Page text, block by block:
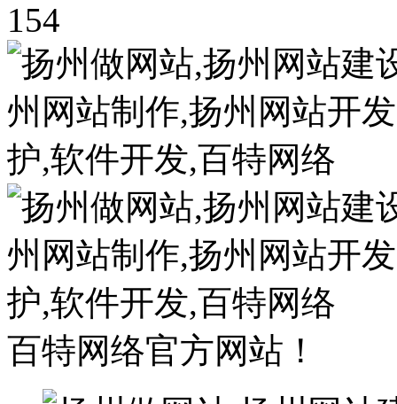
154
百特网络官方网站！